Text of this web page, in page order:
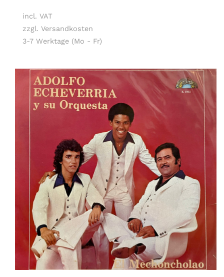
incl. VAT
zzgl. Versandkosten
3-7 Werktage (Mo - Fr)